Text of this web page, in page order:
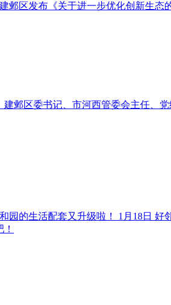
邺区发布《关于进一步优化创新生
邺区委书记、市河西管委会主任、
园的生活配套又升级啦！ 1月18日